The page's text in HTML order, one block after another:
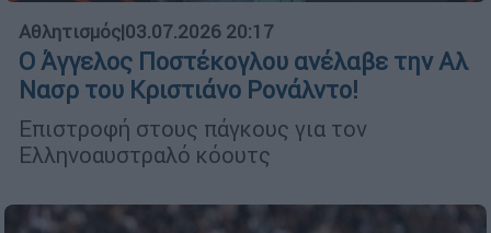
Αθλητισμός|03.07.2026 20:17
Ο Άγγελος Ποστέκογλου ανέλαβε την Αλ
Νασρ του Κριστιάνο Ρονάλντο!
Επιστροφή στους πάγκους για τον
Ελληνοαυστραλό κόουτς